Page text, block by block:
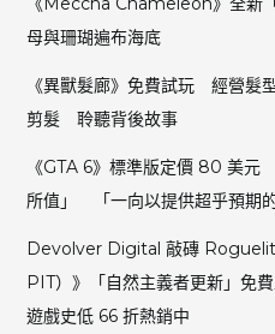
母與珊瑚遍布海底
《異獸髮廊》免費試玩 經營髮
剪髮 聆聽背後故事
《GTA 6》標準版定價 80 美
所值」 「一向以提供超乎預期的
Devolver Digital 敲磚
PIT）》「自然主義者更新」免
遊戲史低 66 折熱銷中